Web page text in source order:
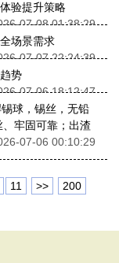
验提升策略
07-08 01:38:29
场景需求
07-07 22:24:39
势
07-06 18:12:47
球，锡丝，无铅
牢固可靠；出渣
07-06 00:10:29
11 >> 200